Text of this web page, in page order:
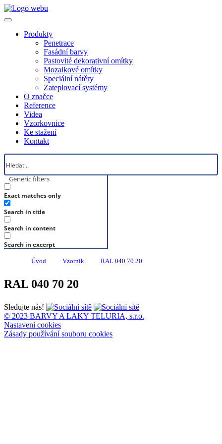
Produkty
Penetrace
Fasádní barvy
Pastovité dekorativní omítky
Mozaikové omítky
Speciální nátěry
Zateplovací systémy
O značce
Reference
Videa
Vzorkovnice
Ke stažení
Kontakt
Generic filters
Exact matches only
Search in title
Search in content
Search in excerpt
Úvod Vzorník RAL 040 70 20
RAL 040 70 20
Sledujte nás!
© 2023 BARVY A LAKY TELURIA, s.r.o.
Nastavení cookies
Zásady používání souboru cookies